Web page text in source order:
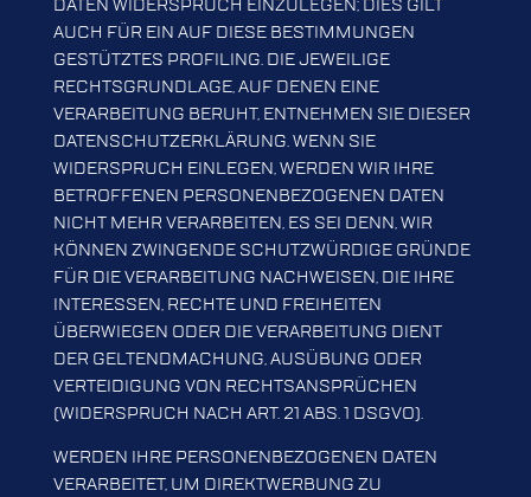
DATEN WIDERSPRUCH EINZULEGEN; DIES GILT
AUCH FÜR EIN AUF DIESE BESTIMMUNGEN
GESTÜTZTES PROFILING. DIE JEWEILIGE
RECHTSGRUNDLAGE, AUF DENEN EINE
VERARBEITUNG BERUHT, ENTNEHMEN SIE DIESER
DATENSCHUTZERKLÄRUNG. WENN SIE
WIDERSPRUCH EINLEGEN, WERDEN WIR IHRE
BETROFFENEN PERSONENBEZOGENEN DATEN
NICHT MEHR VERARBEITEN, ES SEI DENN, WIR
KÖNNEN ZWINGENDE SCHUTZWÜRDIGE GRÜNDE
FÜR DIE VERARBEITUNG NACHWEISEN, DIE IHRE
INTERESSEN, RECHTE UND FREIHEITEN
ÜBERWIEGEN ODER DIE VERARBEITUNG DIENT
DER GELTENDMACHUNG, AUSÜBUNG ODER
VERTEIDIGUNG VON RECHTSANSPRÜCHEN
(WIDERSPRUCH NACH ART. 21 ABS. 1 DSGVO).
WERDEN IHRE PERSONENBEZOGENEN DATEN
VERARBEITET, UM DIREKTWERBUNG ZU